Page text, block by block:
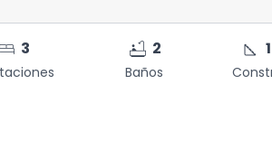
3 bathtub 2
Baños
square_foot